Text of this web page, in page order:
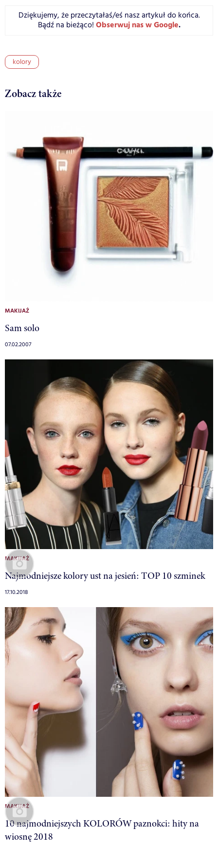
Dziękujemy, że przeczytałaś/eś nasz artykuł do końca.
Bądź na bieżąco! Obserwuj nas w Google.
kolory
Zobacz także
MAKIJAŻ
Sam solo
07.02.2007
MAKIJAŻ
Najmodniejsze kolory ust na jesień: TOP 10 szminek
17.10.2018
MAKIJAŻ
10 najmodniejszych KOLORÓW paznokci: hity na
wiosnę 2018